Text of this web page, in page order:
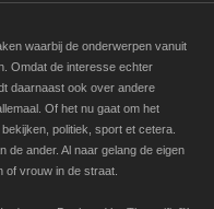
waarbij de onderwerpen vanuit
Omdat de interesse echter
daarnaast ook over andere
Of het nu gaat om het
politiek, sport et cetera.
de ander. Al naar gelang de eigen
of vrouw in de straat.